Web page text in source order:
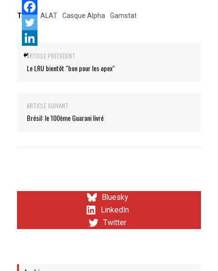
Tags: ALAT Casque Alpha Gamstat
ARTICLE PRÉCÉDENT
Le LRU bientôt "bon pour les opex"
ARTICLE SUIVANT
Brésil: le 100ème Guarani livré
Bluesky
LinkedIn
Twitter